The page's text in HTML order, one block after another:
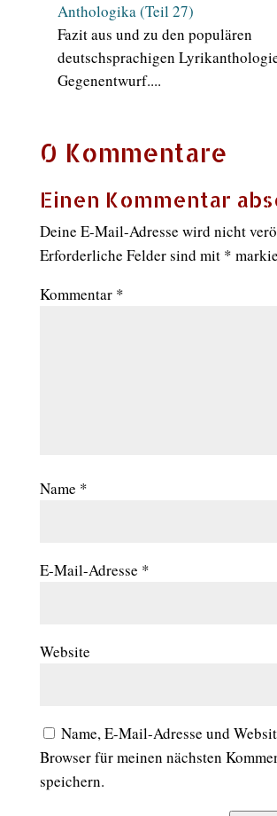
Anthologika (Teil 27)
Fazit aus und zu den populären
deutschsprachigen
Gegenentwurf....
0 Kommentare
Einen Kommentar
Deine E-Mail-Adresse wird nicht
Erforderliche Felder sind mit *
Kommentar *
Name *
E-Mail-Adresse *
Website
Name, E-Mail-Adresse und
Browser für meinen nächsten
speichern.